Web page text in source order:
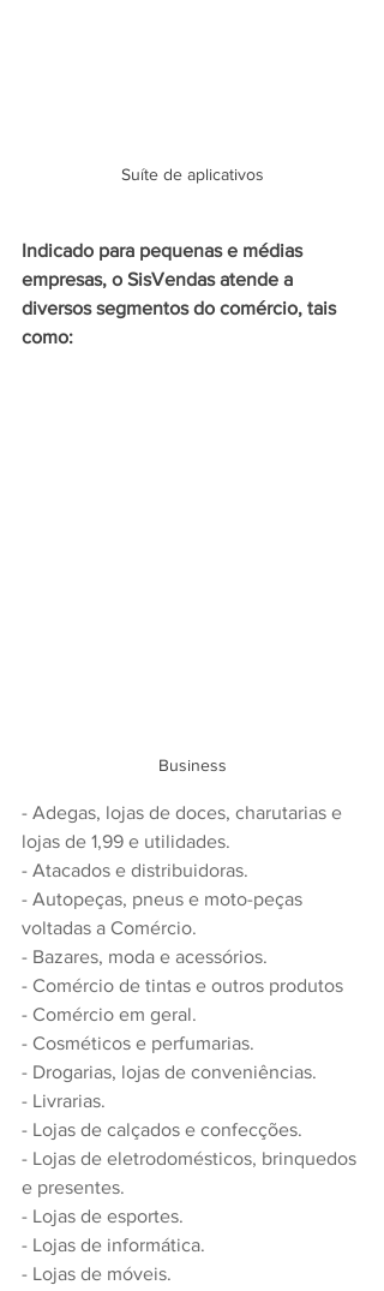
Suíte de aplicativos
Indicado para pequenas e médias
empresas, o SisVendas atende a
diversos segmentos do comércio, tais
como:
Business
- Adegas, lojas de doces, charutarias e
lojas de 1,99 e utilidades.
- Atacados e distribuidoras.
- Autopeças, pneus e moto-peças
voltadas a Comércio.
- Bazares, moda e acessórios.
- Comércio de tintas e outros produtos
- Comércio em geral.
- Cosméticos e perfumarias.
- Drogarias, lojas de conveniências.
- Livrarias.
- Lojas de calçados e confecções.
- Lojas de eletrodomésticos, brinquedos
e presentes.
- Lojas de esportes.
- Lojas de informática.
- Lojas de móveis.